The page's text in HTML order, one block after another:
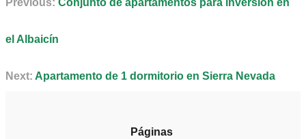
Previous: Conjunto de apartamentos para inversión en
el Albaicín
Next: Apartamento de 1 dormitorio en Sierra Nevada
Páginas